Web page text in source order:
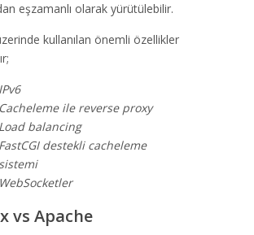
eşzamanlı olarak yürütülebilir.
kullanılan önemli özellikler
IPv6
Cacheleme ile reverse proxy
Load balancing
FastCGI destekli cacheleme
sistemi
WebSocketler
vs Apache